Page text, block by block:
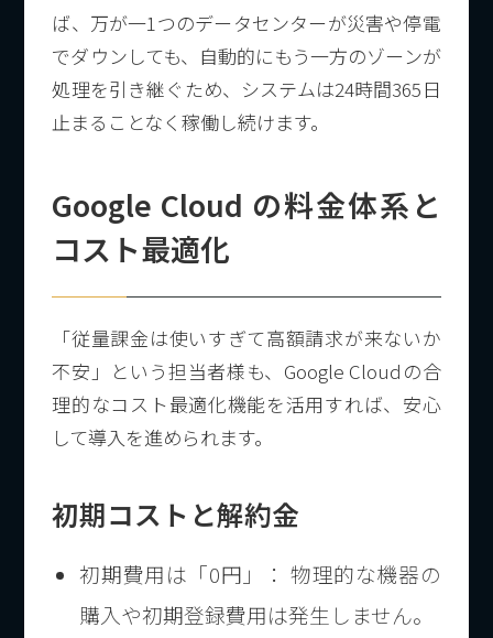
ば、万が一1つのデータセンターが災害や停電
でダウンしても、自動的にもう一方のゾーンが
処理を引き継ぐため、システムは24時間365日
止まることなく稼働し続けます。
Google Cloud の料金体系と
コスト最適化
「従量課金は使いすぎて高額請求が来ないか
不安」という担当者様も、Google Cloudの合
理的なコスト最適化機能を活用すれば、安心
して導入を進められます。
初期コストと解約金
初期費用は「0円」： 物理的な機器の
購入や初期登録費用は発生しません。